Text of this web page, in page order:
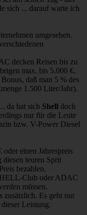
sich ... darauf warte ich
umgesehen.
decken Reisen bis zu
max. bis 5.000 €.
daß man 5 % des
1.500 Liter/Jahr).
da hat sich Shell doch
nur für die Leute
bzw. V-Power Diesel
einen Jahrespreis
diesen teuren Sprit
bezahlen.
Club oder ADAC
müssen.
zusätzlich. Es geht nur
Leistung.